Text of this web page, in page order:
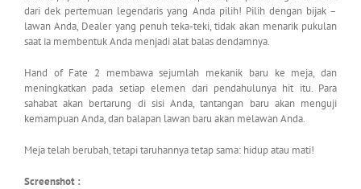
dari dek pertemuan legendaris yang Anda pilih! Pilih dengan bijak –
lawan Anda, Dealer yang penuh teka-teki, tidak akan menarik pukulan
saat ia membentuk Anda menjadi alat balas dendamnya.
Hand of Fate 2 membawa sejumlah mekanik baru ke meja, dan
meningkatkan pada setiap elemen dari pendahulunya hit itu. Para
sahabat akan bertarung di sisi Anda, tantangan baru akan menguji
kemampuan Anda, dan balapan lawan baru akan melawan Anda.
Meja telah berubah, tetapi taruhannya tetap sama: hidup atau mati!
Screenshot :